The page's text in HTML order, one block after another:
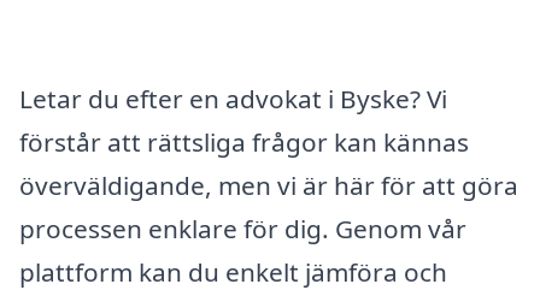
Letar du efter en advokat i Byske? Vi
förstår att rättsliga frågor kan kännas
överväldigande, men vi är här för att göra
processen enklare för dig. Genom vår
plattform kan du enkelt jämföra och